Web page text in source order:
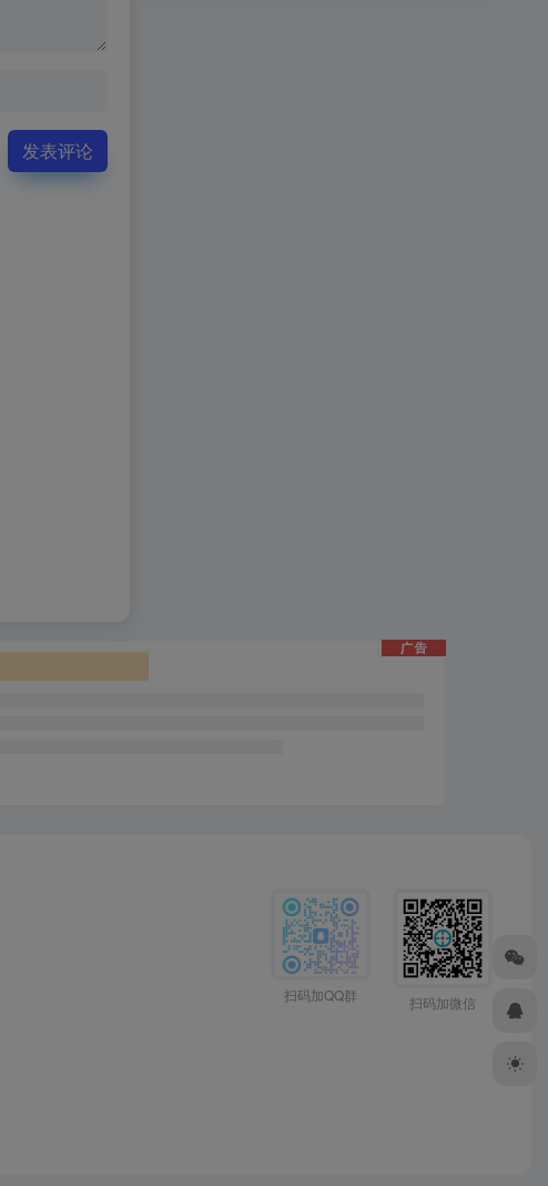
发表评论
扫码加QQ群 扫码加微信